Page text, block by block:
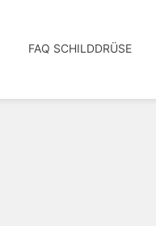
FAQ SCHILDDRÜSE